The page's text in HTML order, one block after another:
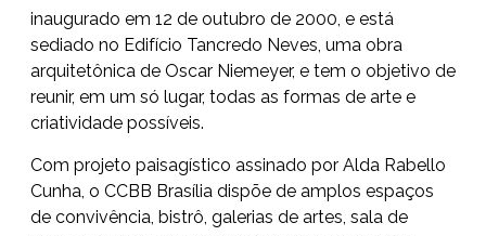
inaugurado em 12 de outubro de 2000, e está
sediado no Edifício Tancredo Neves, uma obra
arquitetônica de Oscar Niemeyer, e tem o objetivo de
reunir, em um só lugar, todas as formas de arte e
criatividade possíveis.
Com projeto paisagístico assinado por Alda Rabello
Cunha, o CCBB Brasília dispõe de amplos espaços
de convivência, bistrô, galerias de artes, sala de